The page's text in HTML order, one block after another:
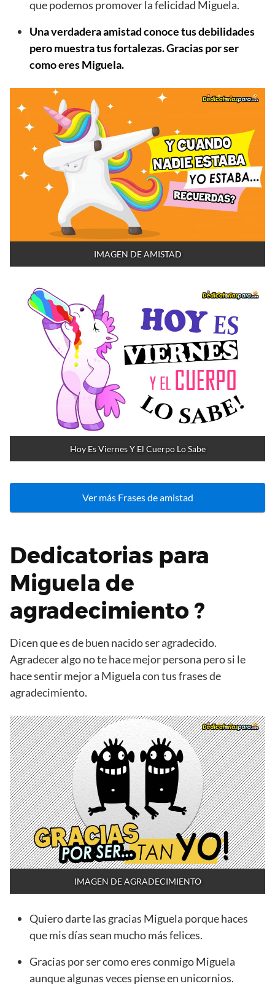
que podemos promover la felicidad Miguela.
Una verdadera amistad conoce tus debilidades
pero muestra tus fortalezas. Gracias por ser
como eres Miguela.
IMAGEN DE AMISTAD
Hoy Es Viernes Y El Cuerpo Lo Sabe
Ver más Frases de amistad
Dedicatorias para
Miguela de
agradecimiento ?
Dicen que es de buen nacido ser agradecido.
Agradecer algo no te hace mejor persona pero si le
hace sentir mejor a Miguela con tus frases de
agradecimiento.
IMAGEN DE AGRADECIMIENTO
Quiero darte las gracias Miguela porque haces
que mis días sean mucho más felices.
Gracias por ser como eres conmigo Miguela
aunque algunas veces piense en unicornios.